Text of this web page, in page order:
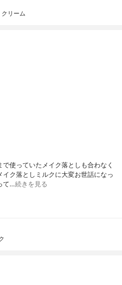
リーム
使っていたメイク落としも合わなく
ク落としミルクに大変お世話になっ
て…続きを見る